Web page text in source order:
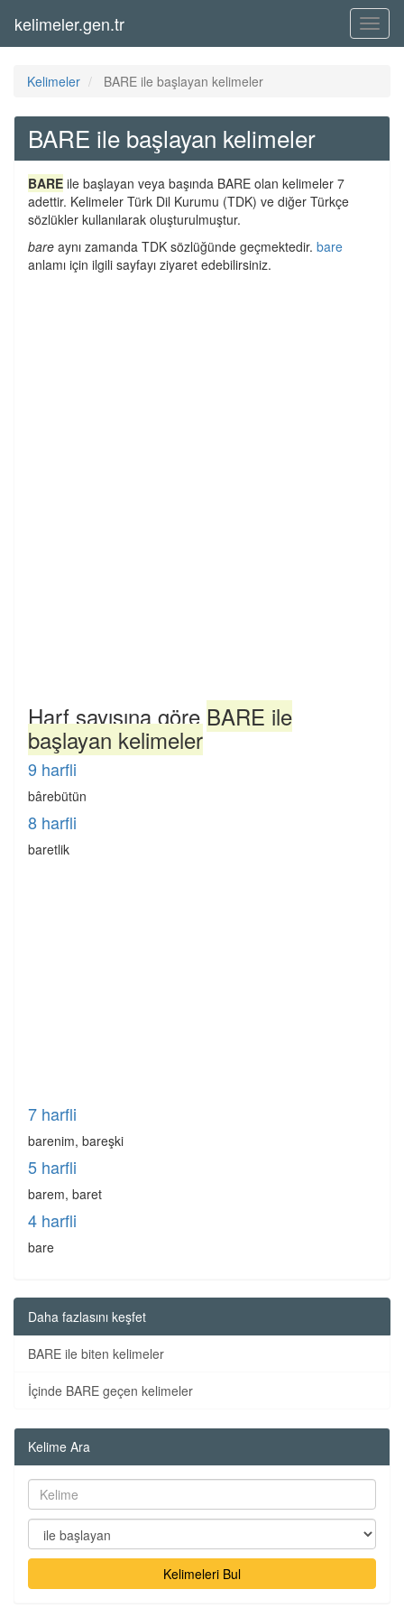
Menü
kelimeler.gen.tr
Kelimeler BARE ile başlayan kelimeler
BARE ile başlayan kelimeler
BARE ile başlayan veya başında BARE olan kelimeler 7
adettir. Kelimeler Türk Dil Kurumu (TDK) ve diğer Türkçe
sözlükler kullanılarak oluşturulmuştur.
bare aynı zamanda TDK sözlüğünde geçmektedir. bare
anlamı için ilgili sayfayı ziyaret edebilirsiniz.
Harf sayısına göreBARE ile
başlayan kelimeler
9 harfli
bârebütün
8 harfli
baretlik
7 harfli
barenim, bareşki
5 harfli
barem, baret
4 harfli
bare
Daha fazlasını keşfet
BARE ile biten kelimeler
İçinde BARE geçen kelimeler
Kelime Ara
Kelimeleri Bul